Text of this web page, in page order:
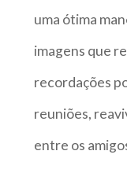
uma ótima
imagens que
recordações
reuniões,
entre os